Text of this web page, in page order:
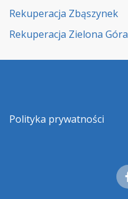
Rekuperacja Zbąszynek
Rekuperacja Zielona Góra
Polityka prywatności